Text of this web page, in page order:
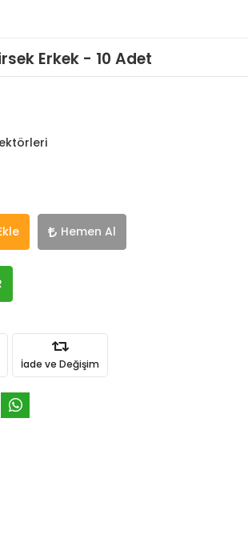
Erkek - 10 Adet
Hemen Al
İade ve Değişim